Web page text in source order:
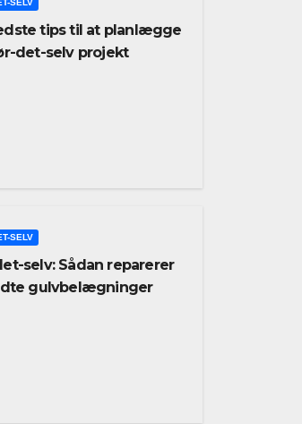
SELV
tips til at planlægge
det-selv projekt
SELV
selv: Sådan reparerer
gulvbelægninger